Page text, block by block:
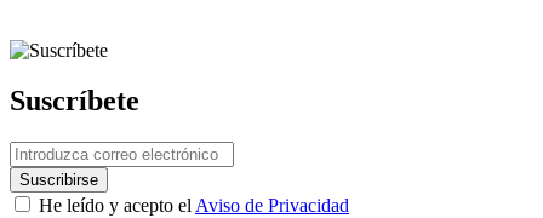
Suscríbete
He leído y acepto el Aviso de Privacidad